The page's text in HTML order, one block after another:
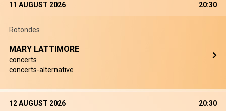
11 AUGUST 2026 20:30
Rotondes
MARY LATTIMORE
concerts
concerts-alternative
12 AUGUST 2026 20:30